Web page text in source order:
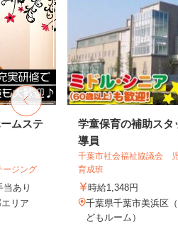
ムステ
ージング
あり
エリア
学童保育の補助ス
導員
千葉市社会福祉協議会
育成班
時給1,348円
千葉県千葉市美浜区
どもルーム）